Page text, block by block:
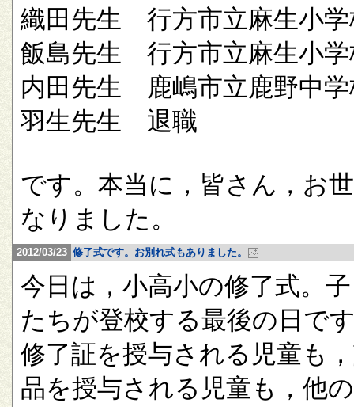
織田先生 行方市立麻生小学
飯島先生 行方市立麻生小学
内田先生 鹿嶋市立鹿野中学
羽生先生 退職
です。本当に，皆さん，お
なりました。
2012/03/23 修了式です。お別れ式もありました。
今日は，小高小の修了式。
たちが登校する最後の日で
修了証を授与される児童も
品を授与される児童も，他